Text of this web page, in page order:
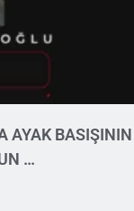
AYAK BASIŞININ
…